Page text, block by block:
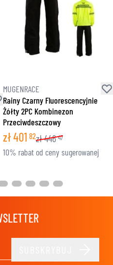
MUGENRACE
Rainy Czarny Fluorescencyjnie
Żółty 2PC Kombinezon
Przeciwdeszczowy
zł401 82zł446 47
10% rabat od ceny sugerowanej